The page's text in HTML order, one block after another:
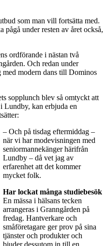
som man vill fortsätta med.
pågå under resten av året också,
ordförande i nästan två
Och redan under
med modern dans till Dominos
sopplunch blev så omtyckt att
Lundby, kan erbjuda en
– Och på tisdag eftermiddag –
när vi har modevisningen med
seniormannekänger härifrån
Lundby – då vet jag av
erfarenhet att det kommer
mycket folk.
Har lockat många studiebesök
En mässa i hälsans tecken
arrangeras i Granngården på
fredag. Hantverkare och
småföretagare ger prov på sina
tjänster och produkter och
bjuder dessutom in till en